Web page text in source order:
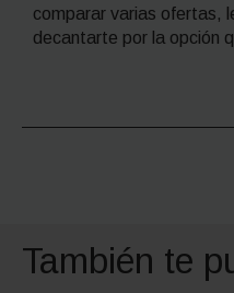
comparar varias ofertas,
decantarte por la opción
También te